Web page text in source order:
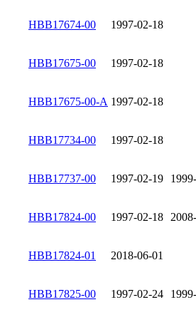
HBB17674-00 1997-02-18
HBB17675-00 1997-02-18
HBB17675-00-A 1997-02-18
HBB17734-00 1997-02-18
HBB17737-00 1997-02-19
HBB17824-00 1997-02-18
HBB17824-01 2018-06-01
HBB17825-00 1997-02-24